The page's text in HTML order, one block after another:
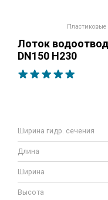
Пластиковые
Лоток
DN150 H230
Ширина гидр. сечения
Длина
Ширина
Высота